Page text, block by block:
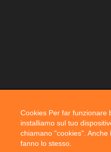
Coyright 2019 @
Cookies Per far funzionare
installiamo sul tuo
chiamano "cookies".
fanno lo stesso.